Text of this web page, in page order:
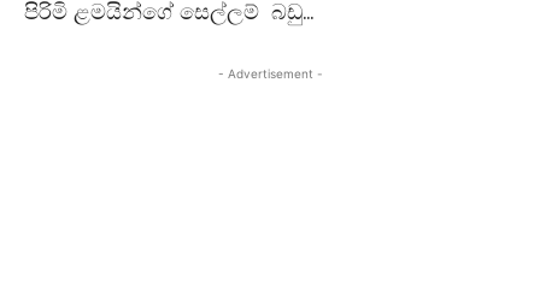
පිරිමි ළමයින්ගේ සෙල්ලම් බඩු…
- Advertisement -